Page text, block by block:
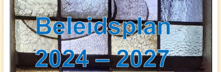
Inrichting kerk
Verhuur
Diensten
Vervoer